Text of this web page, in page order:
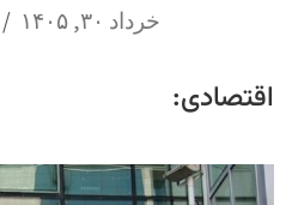
خرداد ۳۰, ۱۴۰۵
اقتصادی: